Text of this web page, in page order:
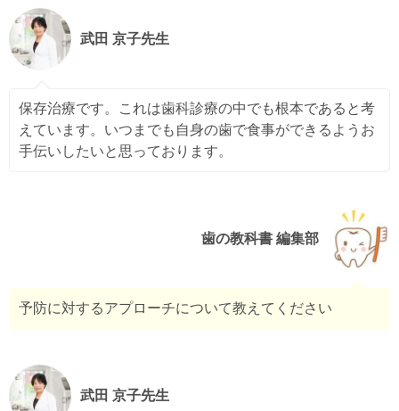
武田 京子先生
保存治療です。これは歯科診療の中でも根本であると考
えています。いつまでも自身の歯で食事ができるようお
手伝いしたいと思っております。
歯の教科書 編集部
予防に対するアプローチについて教えてください
武田 京子先生